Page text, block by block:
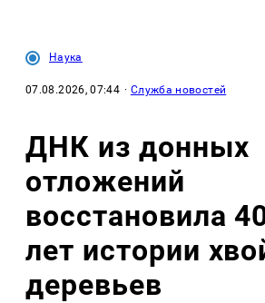
Наука
07.08.2026, 07:44 · Служба новостей
ДНК из донных
отложений
восстановила
лет истории
деревьев